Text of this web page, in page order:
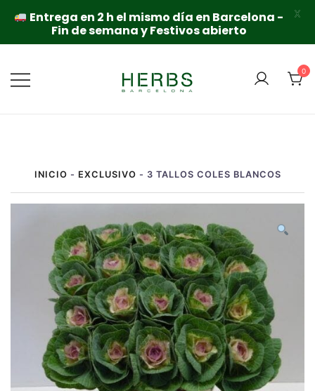
contenido
0
INICIO - EXCLUSIVO - 3 TALLOS COLES BLANCOS
Entrega en 2 h el mismo día en Barcelona -
Fin de semana y Festivos abierto
X